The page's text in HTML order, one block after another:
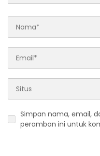
Simpan nama, email,
peramban ini untuk